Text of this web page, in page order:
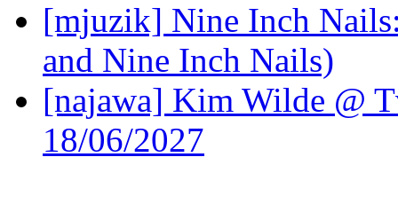
[mjuzik] Nine Inch
and Nine Inch Nails)
[najawa] Kim Wilde @
18/06/2027